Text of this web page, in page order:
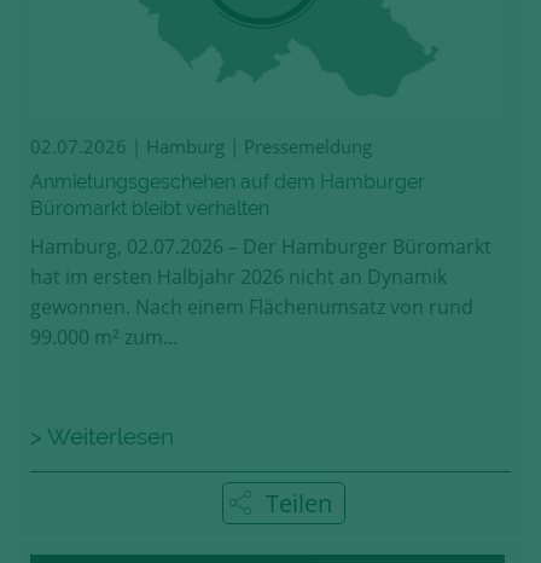
02.07.2026 | Hamburg | Pressemeldung
Anmietungsgeschehen auf dem Hamburger
Büromarkt bleibt verhalten
Hamburg, 02.07.2026 – Der Hamburger Büromarkt
hat im ersten Halbjahr 2026 nicht an Dynamik
gewonnen. Nach einem Flächenumsatz von rund
99.000 m² zum…
> Weiterlesen
Teilen